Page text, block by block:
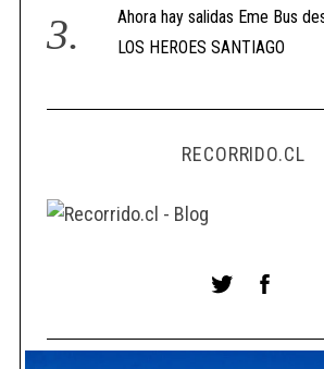
Ahora hay salidas Eme Bus
LOS HEROES SANTIAGO
RECORRIDO.CL